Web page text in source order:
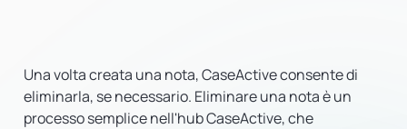
Una volta creata una nota, CaseActive consente di
eliminarla, se necessario. Eliminare una nota è un
processo semplice nell'hub CaseActive, che